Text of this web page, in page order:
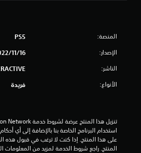
المنصة: PS5
الإصدار: 16‏/11‏/2022
الناشر:
الأنواع: فريدة
المنتج. راجع شروط الخدمة لمزيد من المعلومات